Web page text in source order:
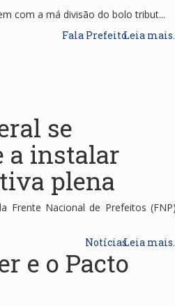
com a má divisão do bolo tribut...
Fala PrefeitoLeia
se
a instalar
plena
Frente Nacional de Prefeitos
NotíciasLeia
e o Pacto